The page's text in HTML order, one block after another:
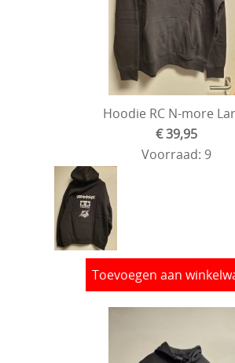
Hoodie RC N-more
€ 39,95
Voorraad: 9
Toevoegen aan